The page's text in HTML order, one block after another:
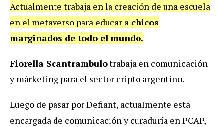
Actualmente trabaja en la creación de una escuela
en el metaverso para educar a chicos
marginados de todo el mundo.
‍Fiorella Scantrambulotrabaja en comunicación
y márketing para el sector cripto argentino.
Luego de pasar por Defiant, actualmente está
encargada de comunicación y curaduría en POAP,